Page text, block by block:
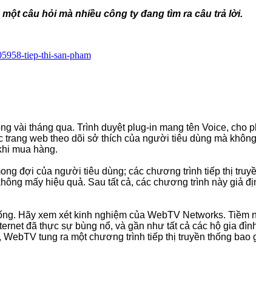
câu hỏi mà nhiều công ty đang tìm ra câu trả lời.
vài tháng qua. Trình duyệt plug-in mang tên Voice, cho
web theo dõi sở thích của người tiêu dùng mà
mua hàng.
đợi của người tiêu dùng; các chương trình tiếp thị
mấy hiệu quả. Sau tất cả, các chương trình này giả
Hãy xem xét kinh nghiệm của WebTV Networks.
đã thực sự bùng nổ, và gần như tất cả các hộ gia
tung ra một chương trình tiếp thị truyền thống bao